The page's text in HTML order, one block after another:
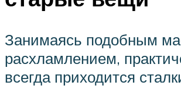
Занимаясь подобным
расхламлением,
всегда приходится